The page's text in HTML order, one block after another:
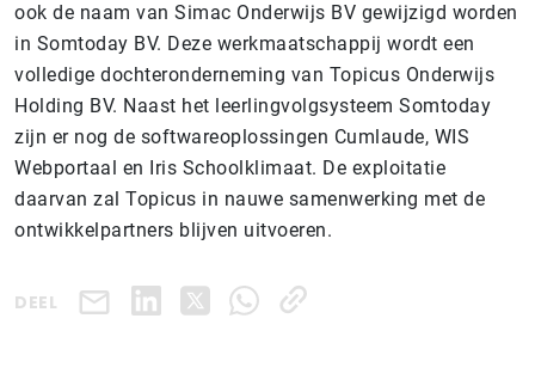
ook de naam van Simac Onderwijs BV gewijzigd worden
in Somtoday BV. Deze werkmaatschappij wordt een
volledige dochteronderneming van Topicus Onderwijs
Holding BV. Naast het leerlingvolgsysteem Somtoday
zijn er nog de softwareoplossingen Cumlaude, WIS
Webportaal en Iris Schoolklimaat. De exploitatie
daarvan zal Topicus in nauwe samenwerking met de
ontwikkelpartners blijven uitvoeren.
DEEL